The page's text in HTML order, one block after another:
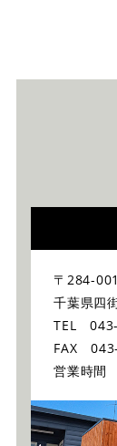
〒284-
千葉県四
TEL
FAX
営業時間